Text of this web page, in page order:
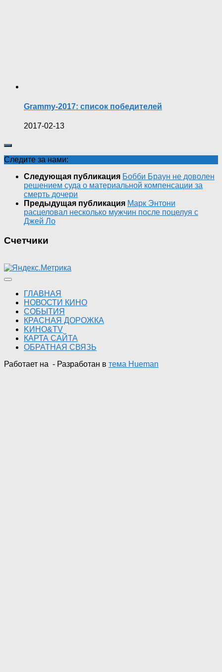
Grammy-2017: список победителей
2017-02-13
Следите за нами:
Следующая публикация Бобби Браун не доволен
решением суда о материальной компенсации за
смерть дочери
Предыдущая публикация Марк Энтони
расцеловал несколько мужчин после поцелуя с
Джей Ло
Счетчики
ГЛАВНАЯ
НОВОСТИ КИНО
СОБЫТИЯ
КРАСНАЯ ДОРОЖКА
KИНО&TV
КАРТА САЙТА
ОБРАТНАЯ СВЯЗЬ
Работает на - Разработан в тема Hueman